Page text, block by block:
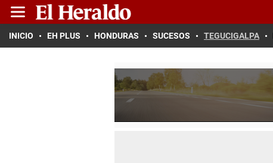
INICIO EH PLUS HONDURAS SUCESOS TEGUCIGALPA